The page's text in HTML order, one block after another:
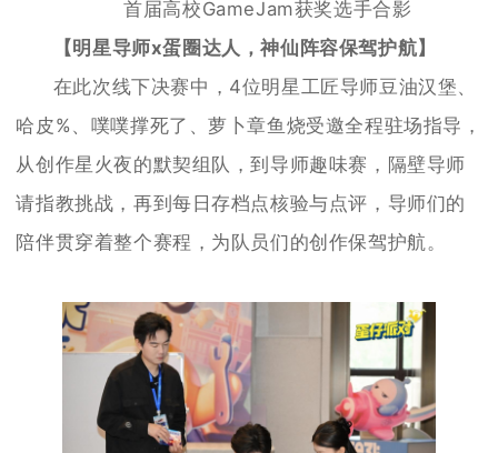
首届高校GameJam获奖选手合影
【明星导师x蛋圈达人，神仙阵容保驾护航】
在此次线下决赛中，4位明星工匠导师豆油汉堡、
哈皮%、噗噗撑死了、萝卜章鱼烧受邀全程驻场指导，
从创作星火夜的默契组队，到导师趣味赛，隔壁导师
请指教挑战，再到每日存档点核验与点评，导师们的
陪伴贯穿着整个赛程，为队员们的创作保驾护航。